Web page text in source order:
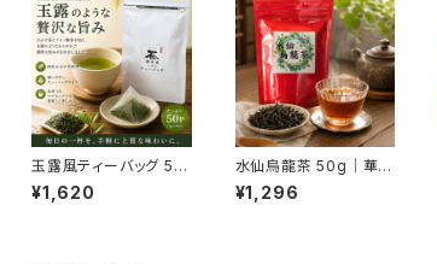
玉露風ティーバッグ 5g
×50P｜100％国産か
ぶせ茶使用｜チャック
¥1,620
水仙烏龍茶 50g｜華や
かな香りとすっきりした
味わい 本格中国烏龍茶
¥1,296